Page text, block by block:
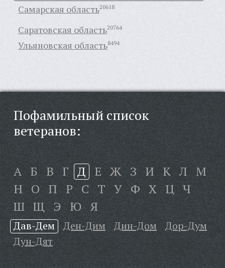
Самарская область20618
Саратовская область20764
Ульяновская область8494
Пофамильный список
ветеранов:
А Б В Г Д Е Ж З И К Л М
Н О П Р С Т У Ф Х Ц Ч
Ш Щ Э Ю Я
Дав-Дем Ден-Дим Дин-Дом
Дор-Дум
Дун-Дят